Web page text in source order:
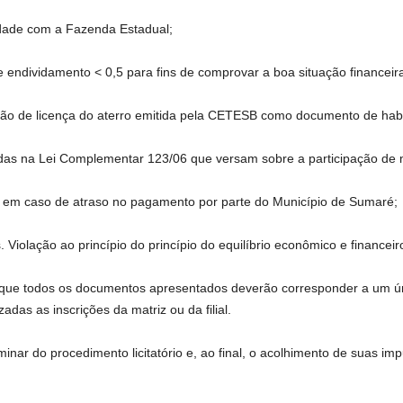
com a Fazenda Estadual;
< 0,5 para fins de comprovar a boa situação
de licença do aterro emitida pela CETESB como documento de
na Lei Complementar 123/06 que versam sobre a participação
caso de atraso no pagamento por parte do Município de Sumaré;
ao princípio do princípio do equilíbrio econômico e
todos os documentos apresentados deverão corresponder a um
as inscrições da matriz ou da filial.
do procedimento licitatório e, ao final, o acolhimento de suas